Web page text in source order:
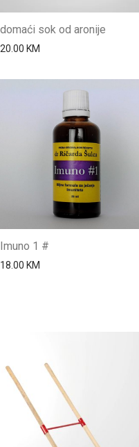
domaći sok od aronije
20.00 KM
Imuno 1 #
18.00 KM